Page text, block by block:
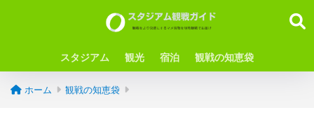
スタジアム 観光 宿泊 観戦の知恵袋
ホーム 観戦の知恵袋